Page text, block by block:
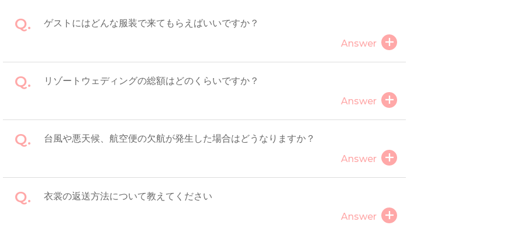
ゲストにはどんな服装で来てもらえばいいですか？
Answer
リゾートウェディングの総額はどのくらいですか？
Answer
台風や悪天候、航空便の欠航が発生した場合はどうなりますか？
Answer
衣裳の返送方法について教えてください
Answer